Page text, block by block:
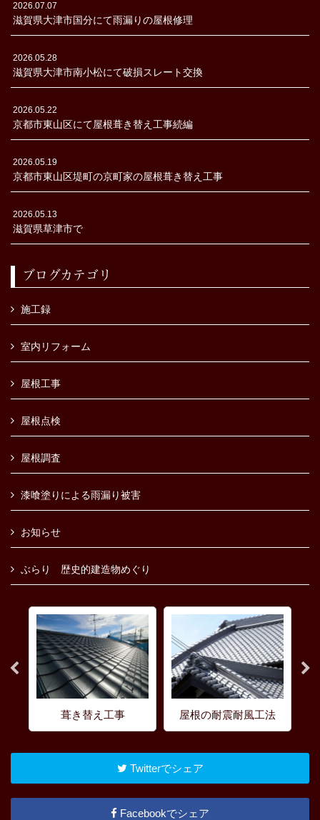
2026.07.07
滋賀県大津市国分にて雨漏りの屋根修理
2026.05.28
滋賀県大津市南小松にて破損スレート交換
2026.05.22
京都市東山区にて屋根葺き替え工事続編
2026.05.19
京都市東山区堤町の京町家の屋根葺き替え工事
2026.05.13
滋賀県草津市で
ブログカテゴリ
施工録
室内リフォーム
屋根工事
屋根点検
屋根調査
漆喰塗りによる雨漏り被害
お知らせ
ぶらり 歴史的建造物めぐり
葺き替え工事 屋根の耐震耐風工法
Twitterでシェア
Facebookでシェア